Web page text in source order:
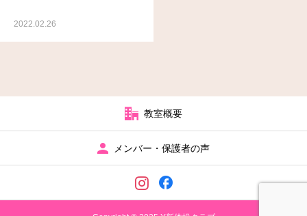
2022.02.26
教室概要
メンバー・保護者の声